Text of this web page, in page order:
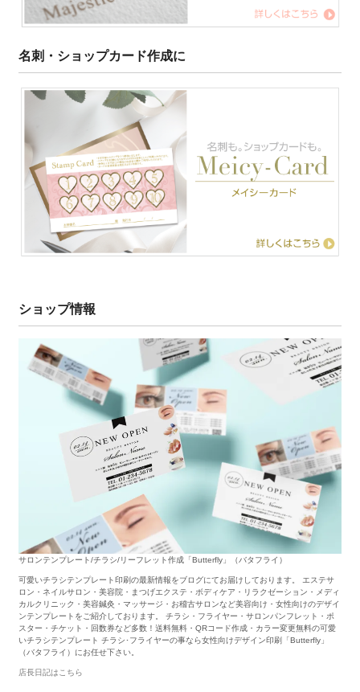
名刺・ショップカード作成に
ショップ情報
サロンテンプレート/チラシ/リーフレット作成「Butterfly」（バタフライ）
可愛いチラシテンプレート印刷の最新情報をブログにてお届けしております。 エステサ
ロン・ネイルサロン・美容院・まつげエクステ・ボディケア・リラクゼーション・メディ
カルクリニック・美容鍼灸・マッサージ・お稽古サロンなど美容向け・女性向けのデザイ
ンテンプレートをご紹介しております。 チラシ・フライヤー・サロンパンフレット・ポ
スター・チケット・回数券など多数！送料無料・QRコード作成・カラー変更無料の可愛
いチラシテンプレート チラシ･フライヤーの事なら女性向けデザイン印刷「Butterfly」
（バタフライ）にお任せ下さい。
店長日記はこちら